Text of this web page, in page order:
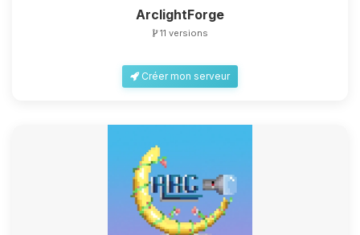
ArclightForge
11 versions
Créer mon serveur